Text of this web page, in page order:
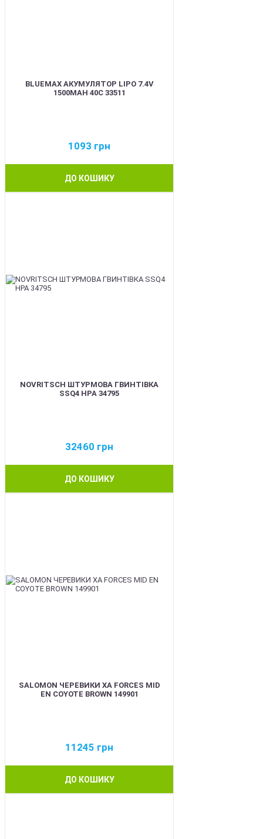
BLUEMAX АКУМУЛЯТОР LIPO 7.4V
1500MAH 40C 33511
1093 грн
ДО КОШИКУ
NOVRITSCH ШТУРМОВА ГВИНТІВКА
SSQ4 HPA 34795
32460 грн
ДО КОШИКУ
SALOMON ЧЕРЕВИКИ XA FORCES MID
EN COYOTE BROWN 149901
11245 грн
ДО КОШИКУ